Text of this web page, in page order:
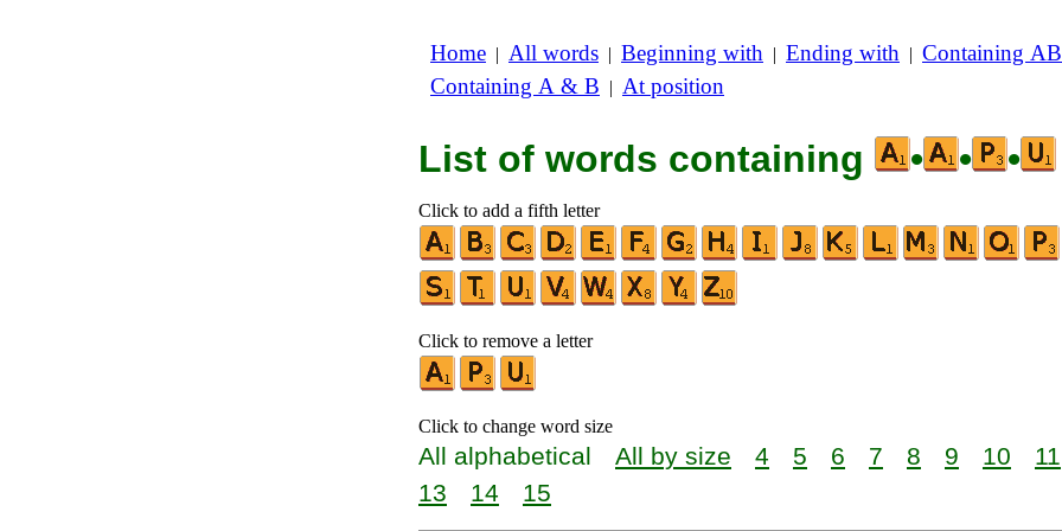
Home | All words | Beginning with | Ending with | Containing AB
Containing A & B | At position
List of words containing • • •
Click to add a fifth letter
Click to remove a letter
Click to change word size
All alphabetical All by size 4 5 6 7 8 9 10
11
13
14 15